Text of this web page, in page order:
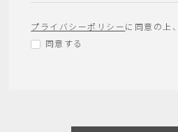
プライバシーポリシーに同意の上
同意する